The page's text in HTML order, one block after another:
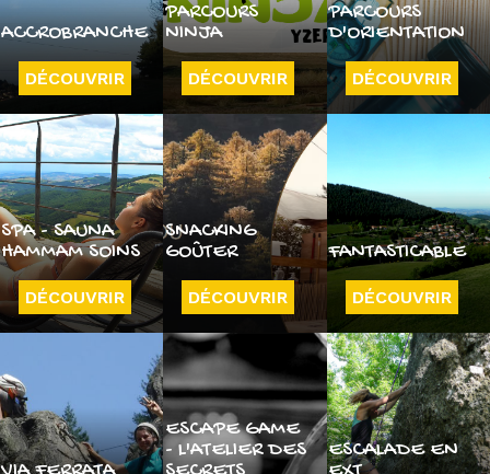
ACCROBRANCHE
DÉCOUVRIR
PARCOURS
NINJA
DÉCOUVRIR
PARCOURS
D'ORIENTATION
DÉCOUVRIR
SPA - SAUNA
HAMMAM SOINS
DÉCOUVRIR
SNACKING
GOÛTER
DÉCOUVRIR
FANTASTICABLE
DÉCOUVRIR
ESCAPE GAME
- L'ATELIER DES
ESCALADE EN